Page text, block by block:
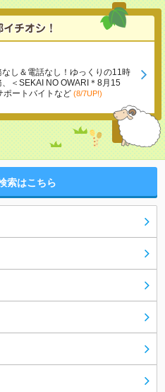
なし＆電話なし！ゆっくりの11時
＜SEKAI NO OWARI＊8月15
ポートバイトなど (8/7UP!)
索はこちら